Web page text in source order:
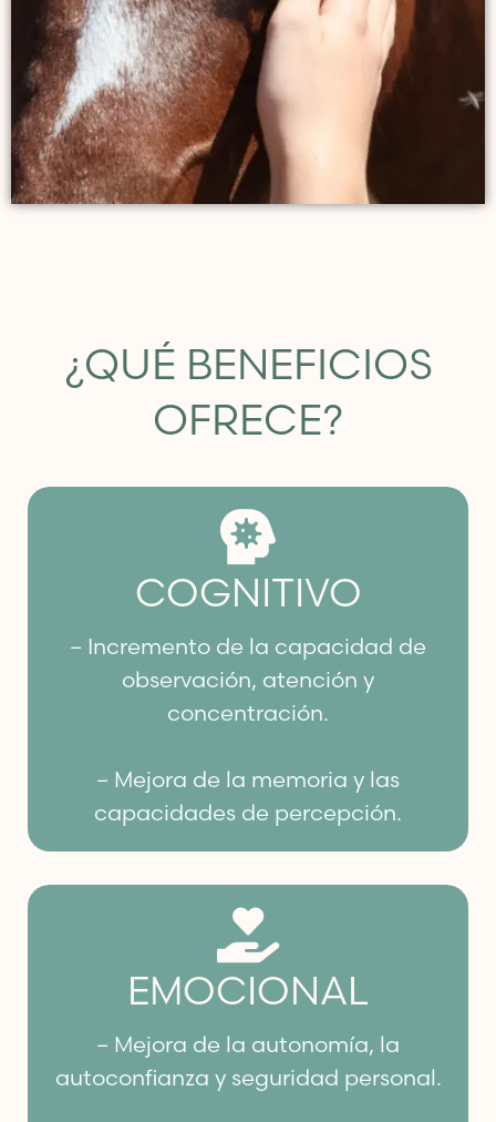
¿QUÉ BENEFICIOS
OFRECE?
COGNITIVO
– Incremento de la capacidad de
observación, atención y
concentración.
– Mejora de la memoria y las
capacidades de percepción.
EMOCIONAL
– Mejora de la autonomía, la
autoconfianza y seguridad personal.